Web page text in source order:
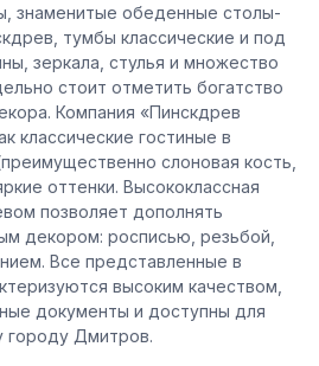
знаменитые обеденные столы-
тумбы классические и под
зеркала, стулья и множество
стоит отметить богатство
Компания «Пинскдрев
классические гостиные в
слоновая кость,
оттенки. Высококлассная
позволяет дополнять
декором: росписью, резьбой,
Все представленные в
высоким качеством,
документы и доступны для
городу Дмитров.